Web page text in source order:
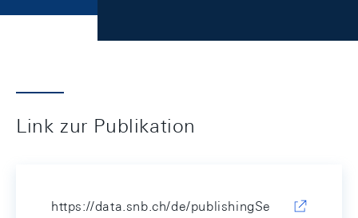
Link zur Publikation
https://data.snb.ch/de/publishingSe